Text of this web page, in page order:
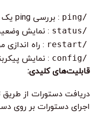
/ping : بررسی ping یک آدرس IP
/status : نمایش
/restart : راه
/config
: نمایش
قابلیت‌های کلیدی:
دریافت دستورات از طریق
اجرای دستورات بر روی